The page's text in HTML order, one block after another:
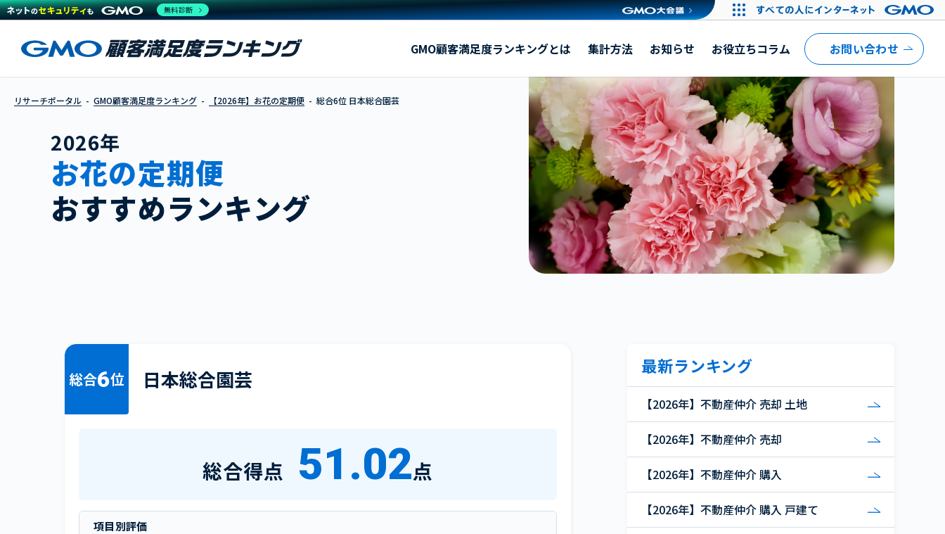
GMO顧客満足度ランキングとは 集計方法 お知らせ お役立ちコラム お問い合わせ
リサーチポータル GMO顧客満足度ランキング 【2026年】お花の定期便 総合6位 日本総合園芸
2026年
お花の定期便
おすすめランキング
総合6位 日本総合園芸
総合得点 51.02点
項目別評価
最新ランキング
【2026年】不動産仲介 売却 土地
【2026年】不動産仲介 売却
【2026年】不動産仲介 購入
【2026年】不動産仲介 購入 戸建て
無料診断